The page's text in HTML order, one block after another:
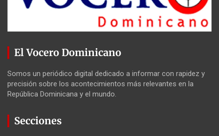
El Vocero Dominicano
Somos un periódico digital dedicado a informar con rapidez y
precisión sobre los acontecimientos más relevantes en la
República Dominicana y el mundo.
Secciones